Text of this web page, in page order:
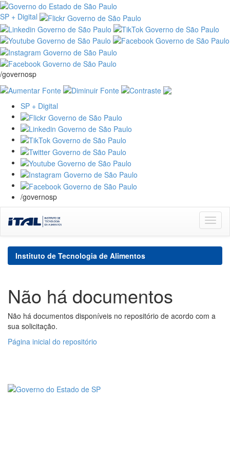
SP + Digital
/governosp
SP + Digital
/governosp
navigation
Instituto de Tecnologia de Alimentos
Não há documentos
Não há documentos disponíveis no repositório de acordo com a
sua solicitação.
Página inicial do repositório